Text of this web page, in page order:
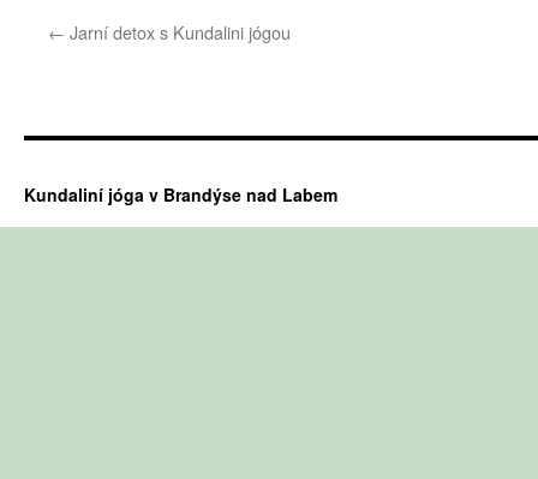
← Jarní detox s Kundalini jógou
Kundaliní jóga v Brandýse nad Labem